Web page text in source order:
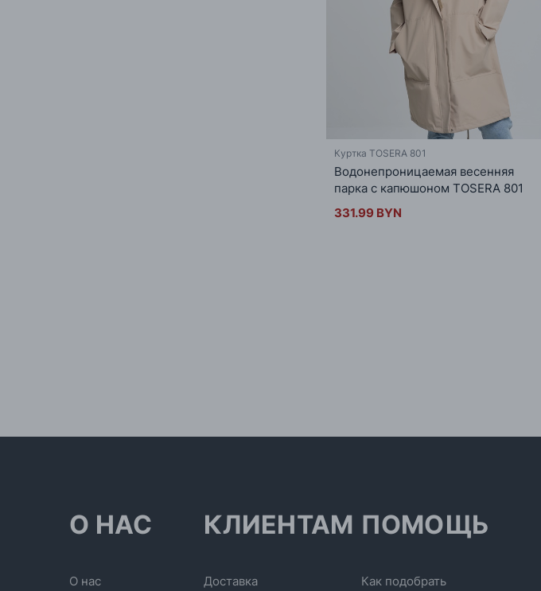
Куртка TOSERA 801
Водонепроницаемая весенняя
парка с капюшоном TOSERA 801
331.99 BYN
О НАС
О нас
КЛИЕНТАМ
Доставка
ПОМОЩЬ
Как подобрать